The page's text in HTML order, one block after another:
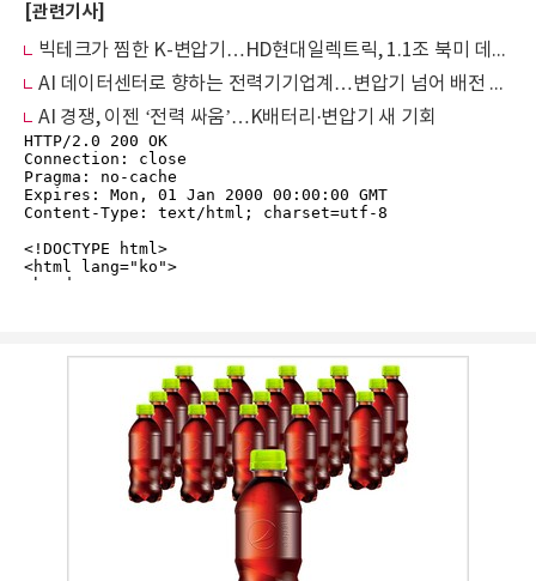
[관련기사]
빅테크가 찜한 K-변압기…HD현대일렉트릭, 1.1조 북미 데이터센터 수주
AI 데이터센터로 향하는 전력기기업계…변압기 넘어 배전 인프라 공략
AI 경쟁, 이젠 ‘전력 싸움’…K배터리·변압기 새 기회